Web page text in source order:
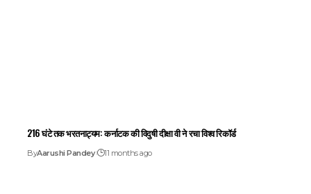
216 घंटे तक भरतनाट्यम: कर्नाटक की विदुषी दीक्षा वी ने रचा विश्व रिकॉर्ड
ByAarushi Pandey 11 months ago